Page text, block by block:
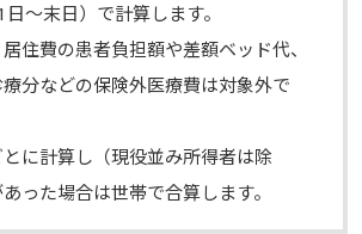
～末日）で計算します。
住費の患者負担額や差額ベッド代、
分などの保険外医療費は対象外で
に計算し（現役並み所得者は除
った場合は世帯で合算します。